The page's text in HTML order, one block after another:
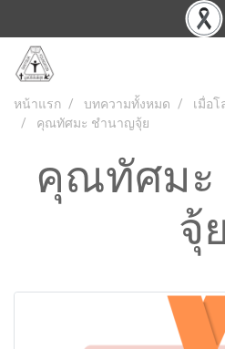
หน้าแรก บทความทั้งหมด
เมื่อ
คุณทัศมะ ชำนาญจุ้ย
คุณทัศมะ
จุ้ย